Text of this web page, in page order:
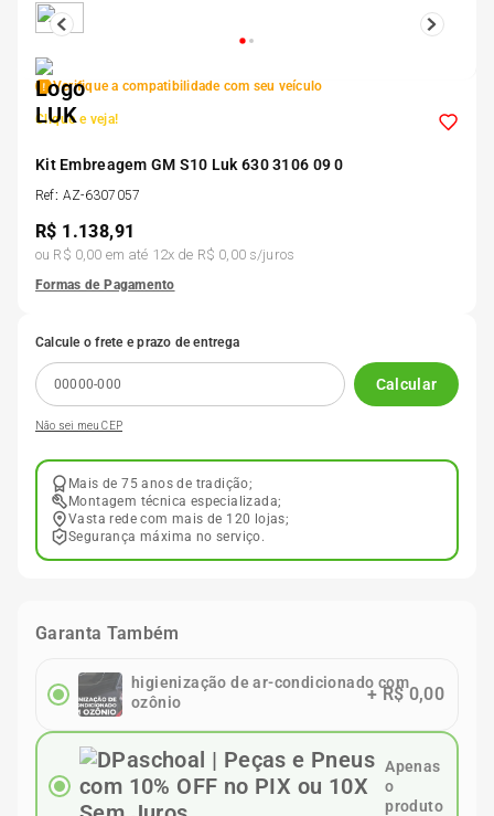
Verifique a compatibilidade com seu veículo
Clique e veja!
Kit Embreagem GM S10 Luk 630 3106 09 0
Ref: AZ-6307057
R$ 1.138,91
ou R$ 0,00 em até 12x de R$ 0,00s/juros
Formas de Pagamento
Calcule o frete e prazo de entrega
Calcular
Não sei meu CEP
Mais de 75 anos de tradição;
Montagem técnica especializada;
Vasta rede com mais de 120 lojas;
Segurança máxima no serviço.
Garanta Também
higienização de ar-condicionado com
ozônio
+R$ 0,00
Apenas
o
produto
5º
6º
7º 185 65r15
8 º 185 60r15
9º
10º Pneu